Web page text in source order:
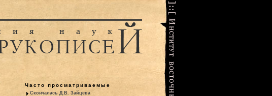
Часто просматриваемые
Скончалась Д.В. Зайцева